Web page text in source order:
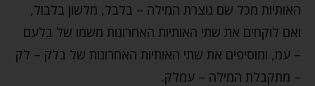
האותיות מכל שם נוצרת המילה – בלבל, מלשון בלבול,
ואם לוקחים את שתי האותיות האחרונות משמו של בלעם
– עמ, ומוסיפים את שתי האותיות האחרונות של בלק – לק
– מתקבלת המילה – עמלק.